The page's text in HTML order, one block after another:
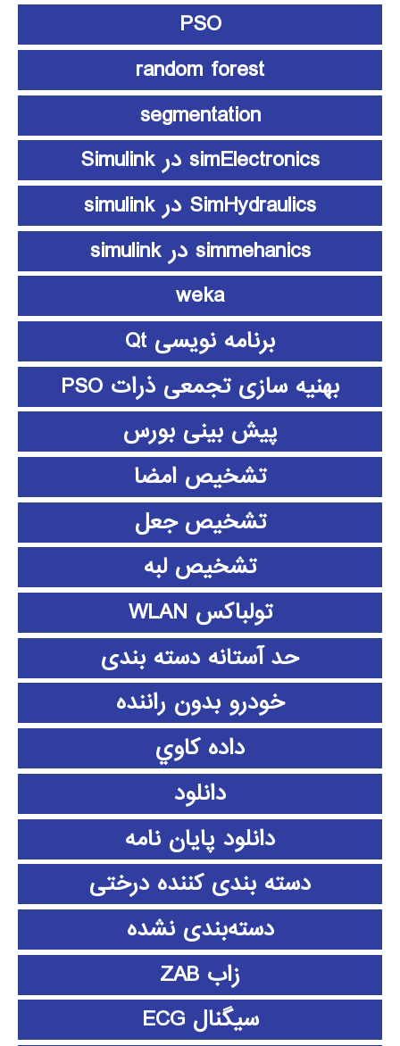
PSO
random forest
segmentation
simElectronics در Simulink
SimHydraulics در simulink
simmehanics در simulink
weka
برنامه نویسی Qt
بهنیه سازی تجمعی ذرات PSO
پیش بینی بورس
تشخیص امضا
تشخیص جعل
تشخیص لبه
تولباکس WLAN
حد آستانه دسته بندی
خودرو بدون راننده
داده كاوي
دانلود
دانلود پايان نامه
دسته بندی کننده درختی
دسته‌بندی نشده
زاب ZAB
سیگنال ECG